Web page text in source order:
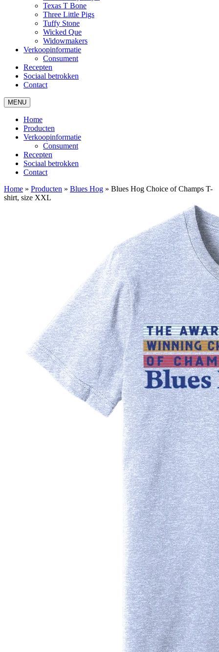
Texas T Bone
Three Little Pigs
Tuffy Stone
Wicked Que
Widowmakers
Verkoopinformatie
Consument
Recepten
Sociaal betrokken
Contact
MENU
Home
Producten
Verkoopinformatie
Consument
Recepten
Sociaal betrokken
Contact
Home » Producten » Blues Hog » Blues Hog Choice of Champs T-
shirt, size XXL